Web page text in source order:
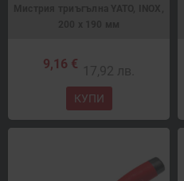
9,16 € 17,92 лв.
КУПИ